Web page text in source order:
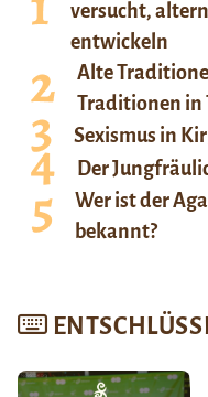
versucht,
entwickeln
Alte
Traditionen in
Sexismus in
Der
Wer ist der
bekannt?